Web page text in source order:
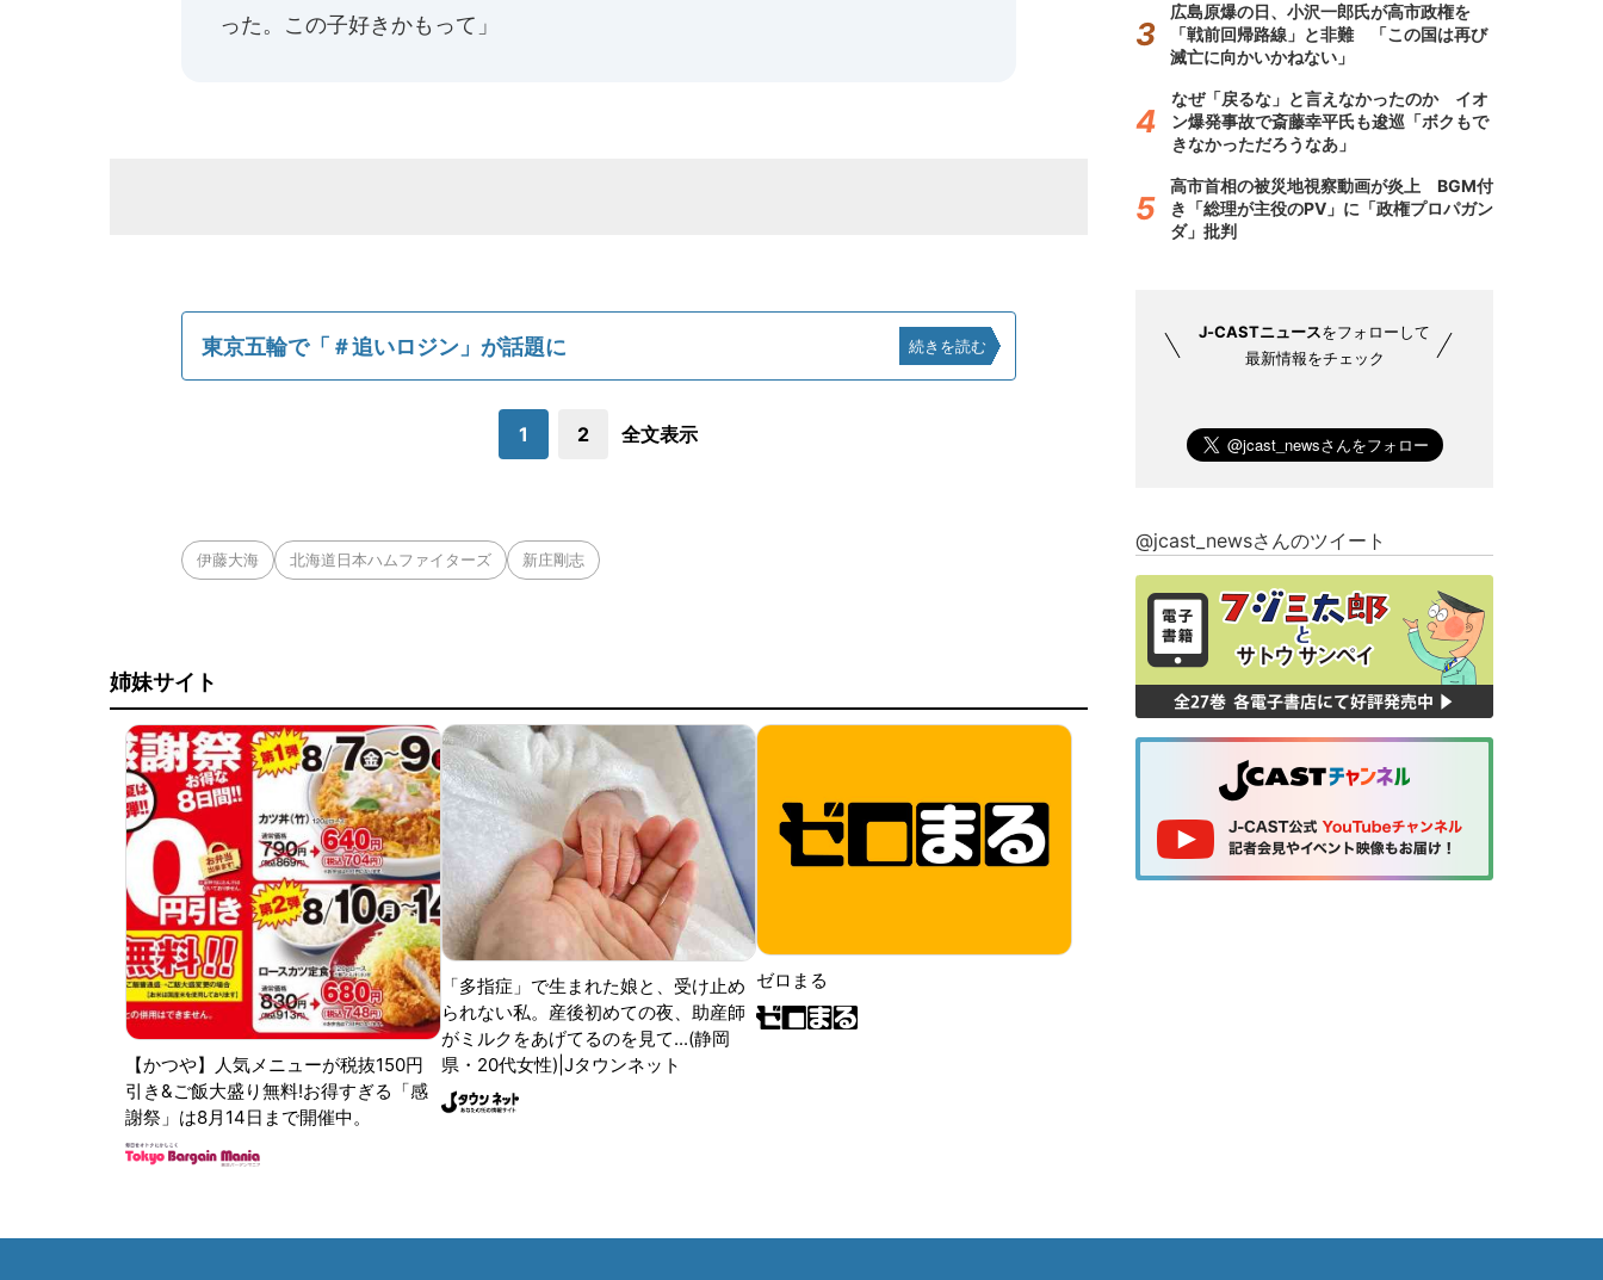
った。この子好きかもって」
東京五輪で「＃追いロジン」が話題に 続きを読む
1 2 全文表示
伊藤大海 北海道日本ハムファイターズ 新庄剛志
姉妹サイト
【かつや】人気メニューが税抜150円
引き&ご飯大盛り無料!お得すぎる「感
謝祭」は8月14日まで開催中。
「多指症」で生まれた娘と、受け止め
られない私。産後初めての夜、助産師
がミルクをあげてるのを見て...(静岡
県・20代女性)|Jタウンネット
ゼロまる
広島原爆の日、小沢一郎氏が高市政権を
「戦前回帰路線」と非難 「この国は再び
滅亡に向かいかねない」
なぜ「戻るな」と言えなかったのか イオ
ン爆発事故で斎藤幸平氏も逡巡「ボクもで
きなかっただろうなあ」
高市首相の被災地視察動画が炎上 BGM付
き「総理が主役のPV」に「政権プロパガン
ダ」批判
J-CASTニュースをフォローして
最新情報をチェック
@jcast_newsさんのツイート